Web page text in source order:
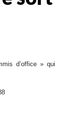
d’office » qui